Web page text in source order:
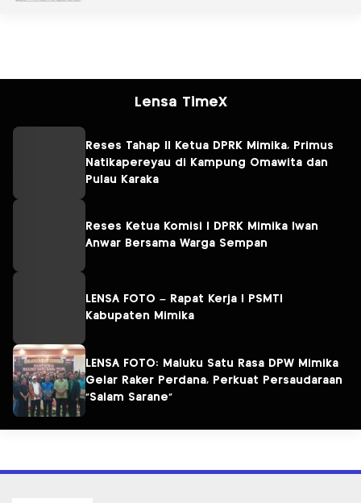
Lensa TimeX
Reses Tahap II Ketua DPRK Mimika, Primus
Natikapereyau di Kampung Omawita dan
Pulau Karaka
Reses Ketua Komisi I DPRK Mimika Iwan
Anwar Bersama Warga Sempan
LENSA FOTO – Rapat Kerja I PSMTI
Kabupaten Mimika
LENSA FOTO: Maluku Satu Rasa DPW Mimika
Gelar Raker Perdana, Perkuat Persaudaraan
“Salam Sarane”